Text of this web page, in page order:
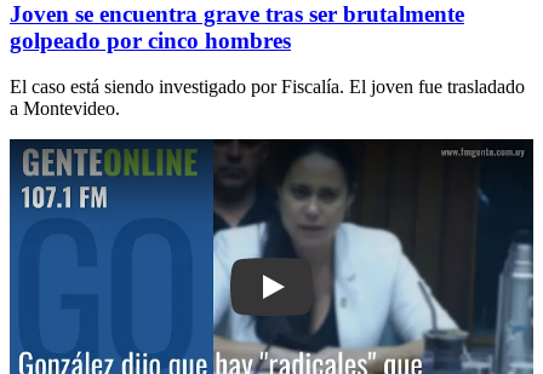
Joven se encuentra grave tras ser brutalmente
golpeado por cinco hombres
El caso está siendo investigado por Fiscalía. El joven fue trasladado
a Montevideo.
Play: González dijo que hay